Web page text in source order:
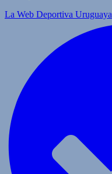
La Web Deportiva Uruguaya